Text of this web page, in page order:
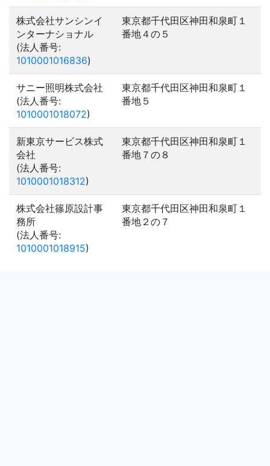
株式会社サンシンイ
ンターナショナル
(法人番号:
1010001016836)
東京都千代田区神田和泉町１
番地４の５
サニー照明株式会社
(法人番号:
1010001018072)
東京都千代田区神田和泉町１
番地５
新東京サービス株式
会社
(法人番号:
1010001018312)
東京都千代田区神田和泉町１
番地７の８
株式会社篠原設計事
務所
(法人番号:
1010001018915)
東京都千代田区神田和泉町１
番地２の７